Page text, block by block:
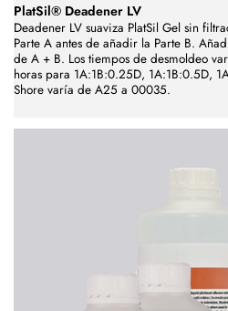
PlatSil® Deadener LV
Deadener LV suaviza PlatSil Gel sin
Parte A antes de añadir la Parte B.
de A + B. Los tiempos de desmoldeo
horas para 1A:1B:0.25D, 1A:1B:0.5D,
Shore varía de A25 a 00035.